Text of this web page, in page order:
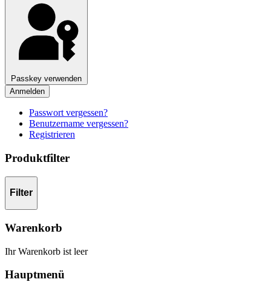
Passkey verwenden
Anmelden
Passwort vergessen?
Benutzername vergessen?
Registrieren
Produktfilter
Filter
Warenkorb
Ihr Warenkorb ist leer
Hauptmenü